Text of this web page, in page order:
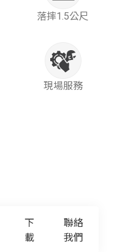
落摔1.5公尺
現場服務
下
載
聯絡
我們